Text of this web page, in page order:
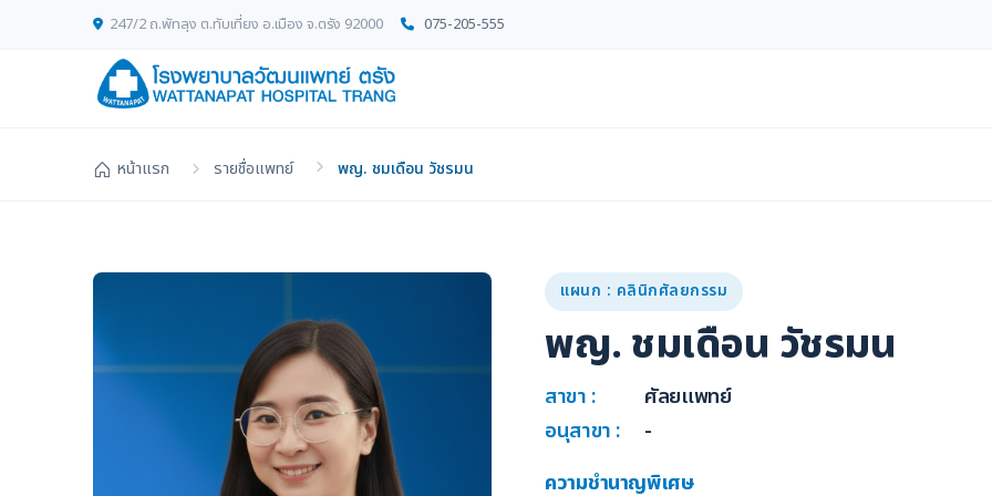
247/2 ถ.พัทลุง ต.ทับเที่ยง อ.เมือง จ.ตรัง 92000 075-205-555
หน้าแรก รายชื่อแพทย์ พญ. ชมเดือน วัชรมน
แผนก : คลินิกศัลยกรรม
พญ. ชมเดือน วัชรมน
สาขา :
ศัลยแพทย์
อนุสาขา :
-
ความชำนาญพิเศษ